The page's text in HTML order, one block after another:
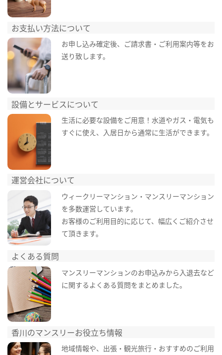
お支払い方法について
お申し込み確定後、ご請求書・ご利用案内等をお
送り致します。
設備とサービスについて
生活に必要な設備をご用意！水道やガス・電気も
すぐに使え、入居日から通常に生活ができます。
運営会社について
ウィークリーマンション・マンスリーマンション
を多数運営しています。
お客様のご利用目的に応じて、幅広くご紹介させ
て頂きます。
よくある質問
マンスリーマンションのお申込みから入退去など
に関するよくある質問をまとめました。
香川のマンスリーお役立ち情報
地域情報や、出張・観光旅行・おすすめのご利用